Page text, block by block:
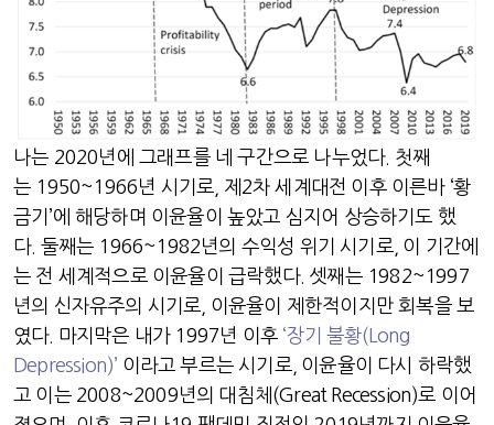
나는 2020년에 그래프를 네 구간으로 나누었다. 첫째
는 1950~1966년 시기로 제 2차 세계대전 이후 이른바 ‘황
금기 ’에 해당하며 이윤율이 높았고 심지어 상승하기도 했
다. 둘째는 1966~1982년의 수익성 위기 시기로, 이 기간에
는 전 세계적으로 이윤율이 급락했다. 셋째는 1982~1997
년의 신자유주의 시기로 이윤율이 제한적이지만 회복을 보
였다. 마지막은 내가 1997년 이후 ‘장기 불황(Long
Depression)’ 이라고 부르는 시기로, 이윤율이 다시 하락했
고 이는 2008~2009년의 대침체 (Great Recession)로 이어